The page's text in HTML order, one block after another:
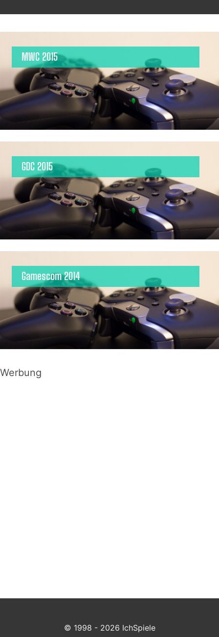
MWC 2015
GDC 2015
Gamescom 2014
Werbung
© 1998 - 2026 IchSpiele